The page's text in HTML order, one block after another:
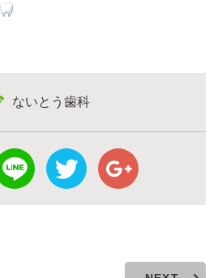
ないとう歯科